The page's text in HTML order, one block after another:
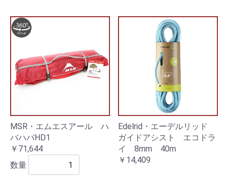
MSR・エムエスアール ハ
バハバHD1
￥71,644
数量
Edelrid・エーデルリッド
ガイドアシスト エコドラ
イ 8mm 40m
￥14,409